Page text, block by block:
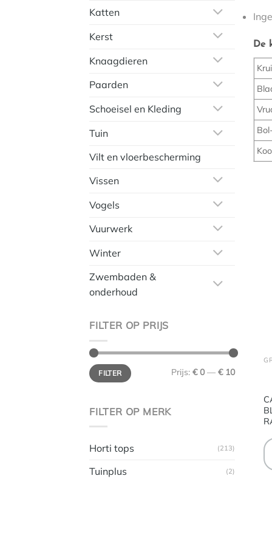
Katten
Kerst
Knaagdieren
Paarden
Schoeisel en Kleding
Tuin
Vilt en vloerbescherming
Vissen
Vogels
Vuurwerk
Winter
Zwembaden &
onderhoud
FILTER OP PRIJS
Min.
prijs
Max.
prijsFILTER Prijs: € 0— € 10
FILTER OP MERK
Horti tops (213)
Tuinplus (2)
De